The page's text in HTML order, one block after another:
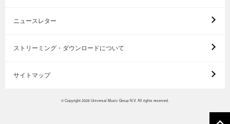
ニュースレター
ストリーミング・ダウンロードについて
サイトマップ
© Copyright 2026 Universal Music Group N.V. All rights reserved.